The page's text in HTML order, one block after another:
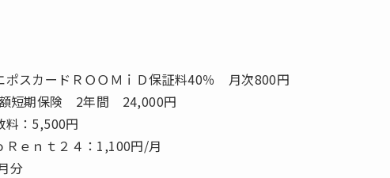
ポスカードＲＯＯＭｉＤ保証料40％ 月次800円
短期保険 2年間 24,000円
料：5,500円
ｅｎｔ２４：1,100円/月
分